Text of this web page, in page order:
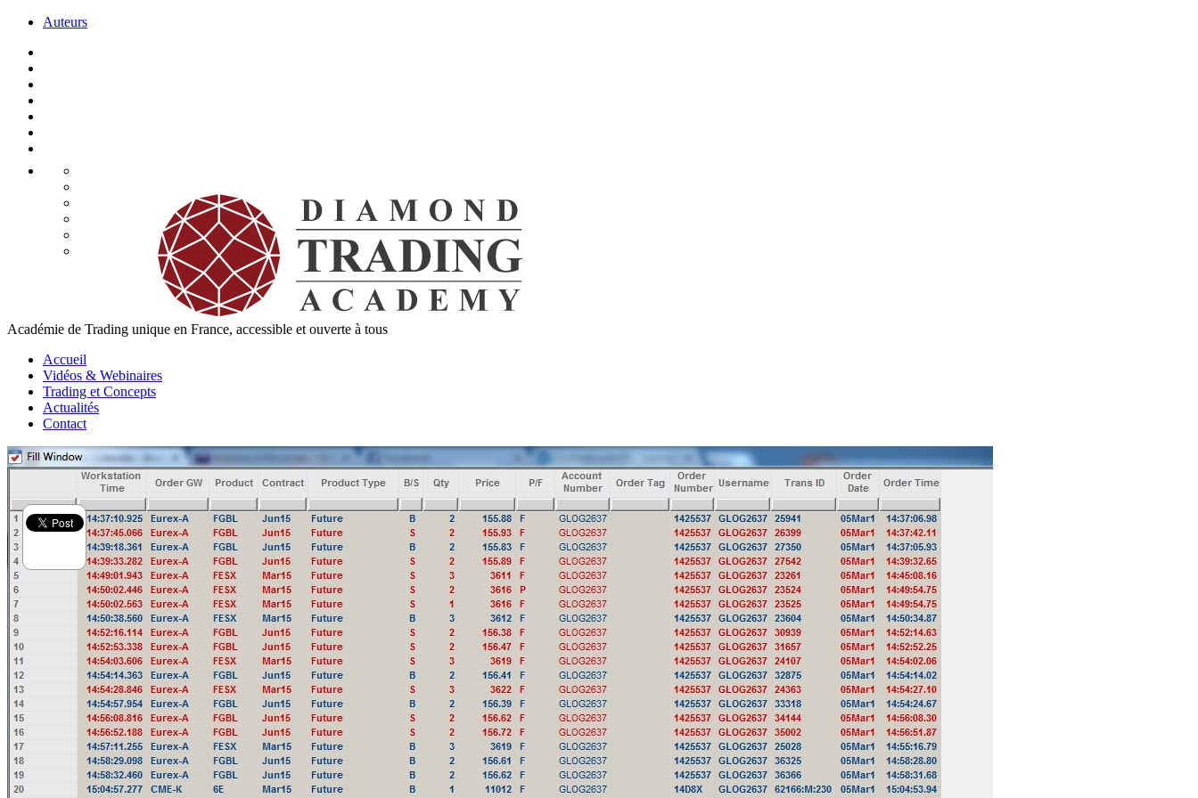
Auteurs
Académie de Trading unique en France, accessible et ouverte à tous
Accueil
Vidéos & Webinaires
Trading et Concepts
Actualités
Contact